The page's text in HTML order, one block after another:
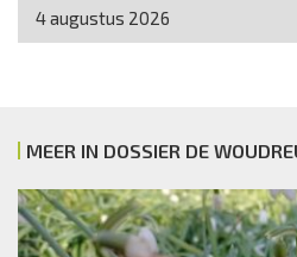
4 augustus 2026
MEER IN DOSSIER DE